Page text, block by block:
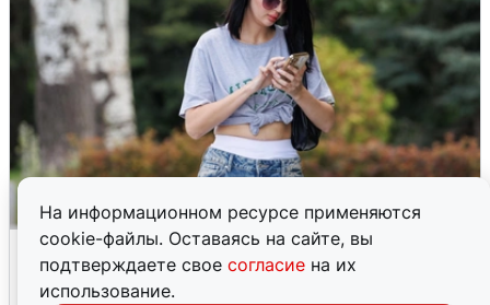
На информационном ресурсе применяются
cookie-файлы. Оставаясь на сайте, вы
подтверждаете свое согласие на их
использование.
Волгоградцы остались без
мобильного интернета